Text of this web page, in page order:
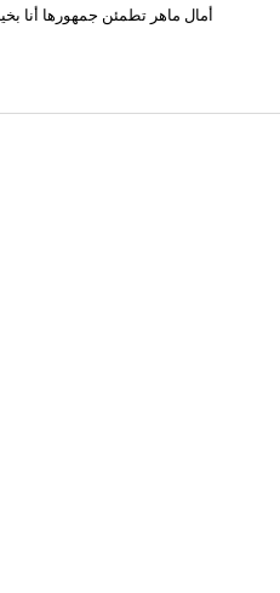
أمال ماهر تطمئن جمهورها أنا